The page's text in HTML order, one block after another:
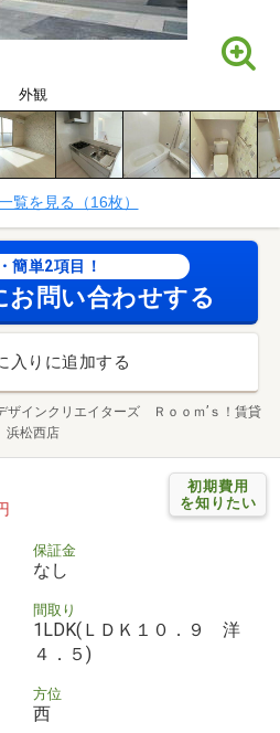
外観
覧を見る（16枚）
簡単2項目！
お問い合わせする
入りに追加する
ザインクリエイターズ Ｒｏｏｍ’ｓ！賃貸
浜松西店
初期費用
を知りたい
保証金
なし
間取り
1LDK(ＬＤＫ１０．９ 洋
４．５)
方位
西